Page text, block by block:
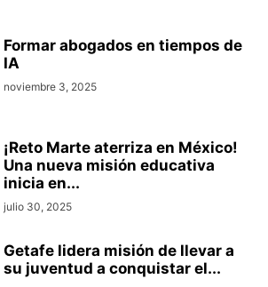
Formar abogados en tiempos de
IA
noviembre 3, 2025
¡Reto Marte aterriza en México!
Una nueva misión educativa
inicia en...
julio 30, 2025
Getafe lidera misión de llevar a
su juventud a conquistar el...